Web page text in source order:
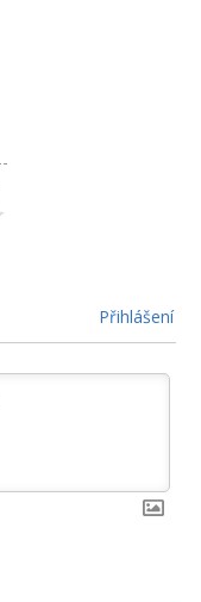
Přihlášení